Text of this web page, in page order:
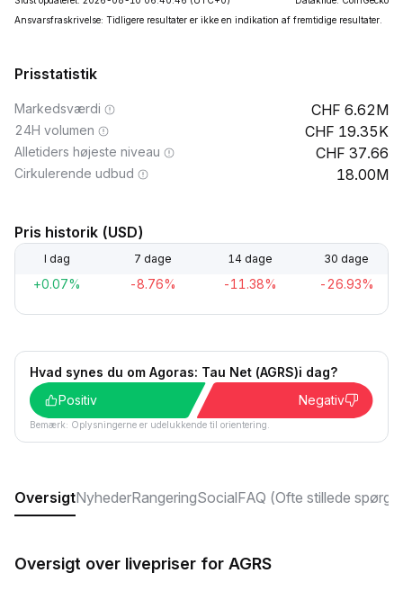
Ansvarsfraskrivelse: Tidligere resultater er ikke en indikation af fremtidige resultater.
Prisstatistik
Markedsværdi 6.62M
24H volumen 19.35K
Alletiders højeste niveau 37.66
Cirkulerende udbud 18.00M
Pris historik (USD)
I dag 7 dage 14 dage 30 dage
+0.07% -8.76% -11.38% -26.93%
Hvad synes du om Agoras: Tau Net (AGRS)i dag?
Positiv
Negativ
Bemærk: Oplysningerne er udelukkende til orientering.
OversigtNyhederRangeringSocialFAQ (Ofte stillede
Oversigt over livepriser for AGRS